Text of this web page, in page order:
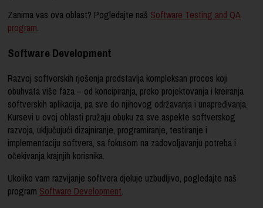
Zanima vas ova oblast? Pogledajte naš Software Testing and QA
program.
Software Development
Razvoj softverskih rješenja predstavlja kompleksan proces koji
obuhvata više faza – od koncipiranja, preko projektovanja i kreiranja
softverskih aplikacija, pa sve do njihovog održavanja i unapređivanja.
Kursevi u ovoj oblasti pružaju obuku za sve aspekte softverskog
razvoja, uključujući dizajniranje, programiranje, testiranje i
implementaciju softvera, sa fokusom na zadovoljavanju potreba i
očekivanja krajnjih korisnika.
Ukoliko vam razvijanje softvera djeluje uzbudljivo, pogledajte naš
program Software Development.